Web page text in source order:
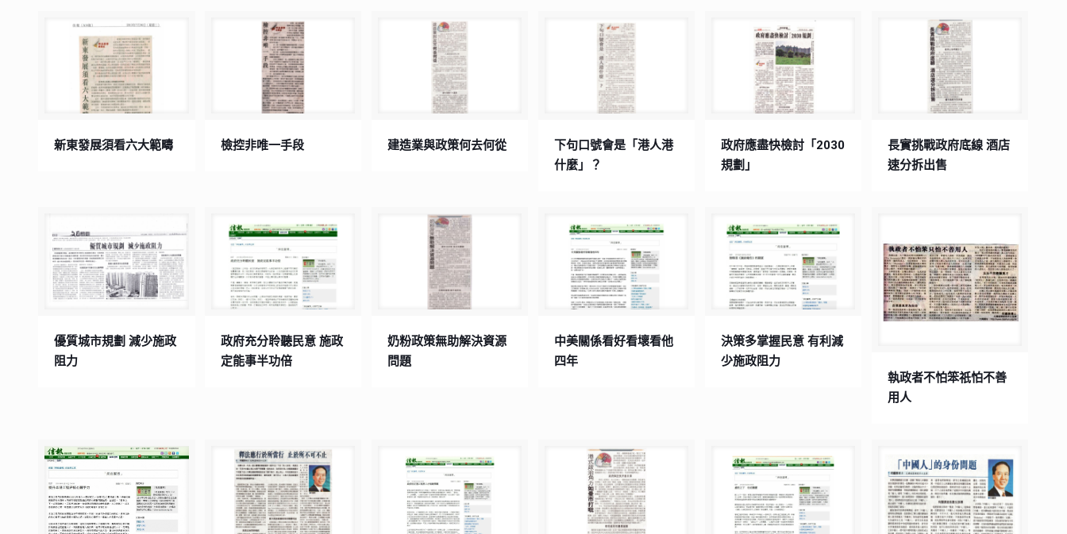
新東發展須看六大範疇 檢控非唯一手段 建造業與政策何去何從
下句口號會是「港人港
什麼」？
政府應盡快檢討「2030
規劃」
長實挑戰政府底線 酒店
速分拆出售
優質城市規劃 減少施政
阻力
政府充分聆聽民意 施政
定能事半功倍
奶粉政策無助解決資源
問題
中美關係看好看壞看他
四年
決策多掌握民意 有利減
少施政阻力
執政者不怕笨祇怕不善
用人